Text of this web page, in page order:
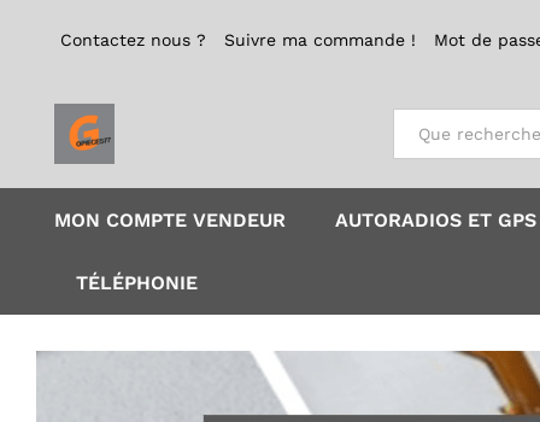
Contactez nous ? Suivre ma commande ! Mot de
Tout
MON COMPTE VENDEUR AUTORADIOS ET GPS
TÉLÉPHONIE